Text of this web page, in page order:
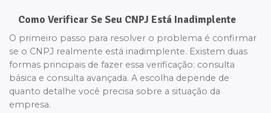
Como Verificar Se Seu CNPJ Está Inadimplente
O primeiro passo para resolver o problema é confirmar
se o CNPJ realmente está inadimplente. Existem duas
formas principais de fazer essa verificação: consulta
básica e consulta avançada. A escolha depende de
quanto detalhe você precisa sobre a situação da
empresa.